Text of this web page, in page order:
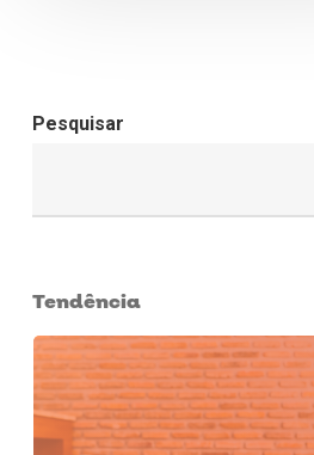
Pesquisar
Tendência